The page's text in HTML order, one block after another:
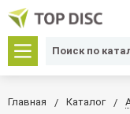
Главная Каталог